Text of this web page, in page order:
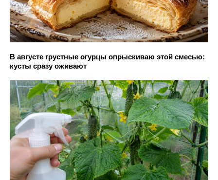
В августе грустные огурцы опрыскиваю этой смесью:
кусты сразу оживают